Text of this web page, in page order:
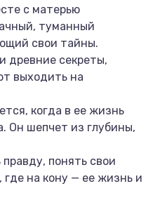
с матерью
туманный
свои тайны.
древние секреты,
выходить на
когда в ее жизнь
Он шепчет из глубины,
понять свои
на кону — ее жизнь и